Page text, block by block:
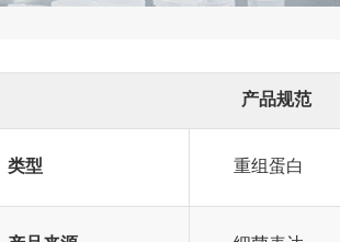
产品规范
类型 重组蛋白